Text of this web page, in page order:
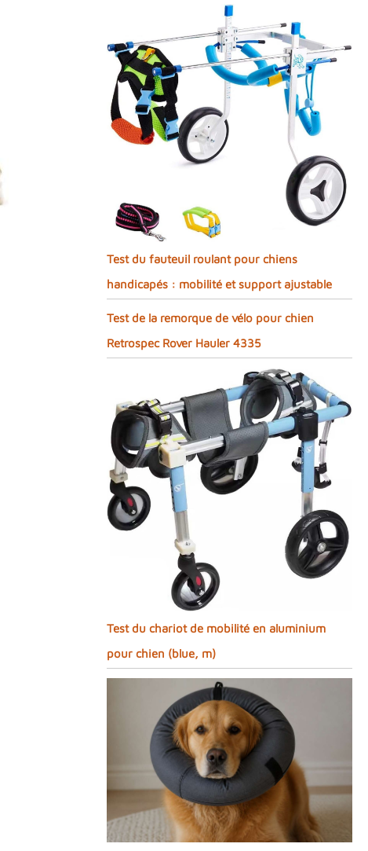
Test du fauteuil roulant pour chiens
handicapés : mobilité et support ajustable
Test de la remorque de vélo pour chien
Retrospec Rover Hauler 4335
Test du chariot de mobilité en aluminium
pour chien (blue, m)